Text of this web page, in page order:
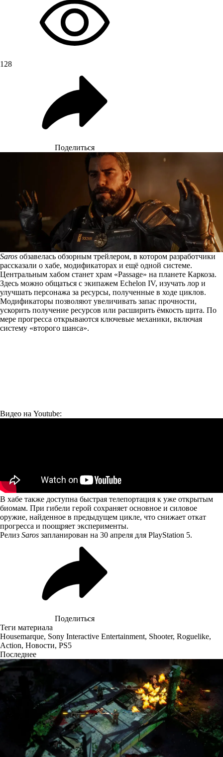
128
Поделиться
Saros обзавелась обзорным трейлером, в котором разработчики
рассказали о хабе, модификаторах и ещё одной системе.
Центральным хабом станет храм «Passage» на планете Каркоза.
Здесь можно общаться с экипажем Echelon IV, изучать лор и
улучшать персонажа за ресурсы, полученные в ходе циклов.
Модификаторы позволяют увеличивать запас прочности,
ускорить получение ресурсов или расширить ёмкость щита. По
мере прогресса открываются ключевые механики, включая
систему «второго шанса».
Видео на Youtube:
В хабе также доступна быстрая телепортация к уже открытым
биомам. При гибели герой сохраняет основное и силовое
оружие, найденное в предыдущем цикле, что снижает откат
прогресса и поощряет эксперименты.
Релиз Saros запланирован на 30 апреля для PlayStation 5.
Поделиться
Теги материала
Housemarque, Sony Interactive Entertainment, Shooter, Roguelike,
Action, Новости, PS5
Последнее